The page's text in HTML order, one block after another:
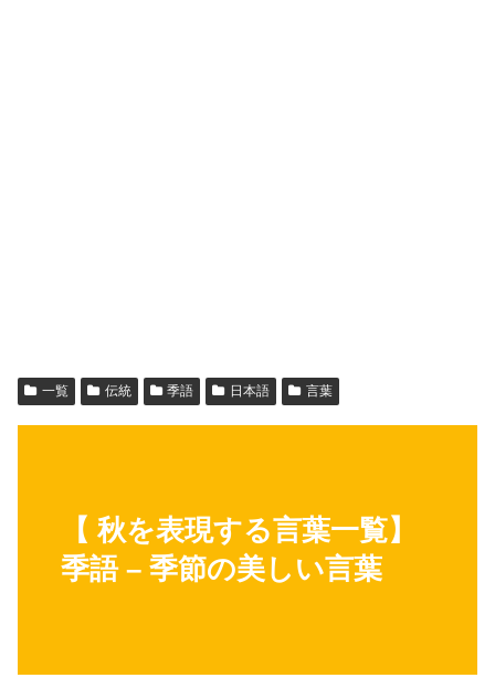
一覧 伝統 季語 日本語 言葉
【 秋を表現する言葉一覧】
季語 – 季節の美しい言葉